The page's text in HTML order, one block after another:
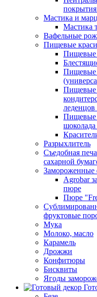
Мастика и
Мастика
Вафельные
Пищевые
Пищевые
Пищевые
Пищевые
Пищевые
Разрыхлитель
Съедобная
сахарной
Замороженные
Agrobar
пюре
Пюре
фруктовые
Мука
Молоко, масло
Карамель
Дрожжи
Конфитюры
Бисквиты
Ягоды